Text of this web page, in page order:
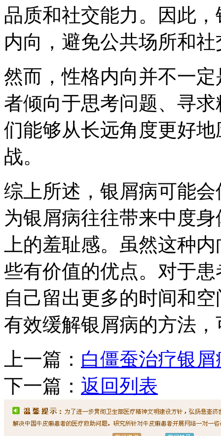
品质和社交能力。因此
内向，避免公共场所和
然而，性格内向并不一
者倾向于思考问题、寻
们能够从长远角度更好
战。
综上所述，银屑病可能
为银屑病往往带来中度
上的羞耻感。虽然这种
些有价值的优点。对于
自己留出更多的时间和
有效缓解银屑病的方法
上一篇： 白僵蚕治疗银屑
下一篇： 返回列表